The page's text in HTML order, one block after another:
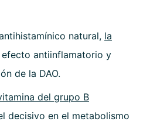
natural, la
efecto antiinflamatorio y
de la DAO.
del grupo B
decisivo en el metabolismo